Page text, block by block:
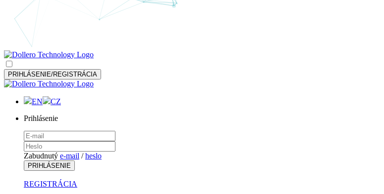
PRIHLÁSENIE/REGISTRÁCIA
EN
CZ
Prihlásenie
Zabudnutý e-mail /heslo
PRIHLÁSENIE
REGISTRÁCIA